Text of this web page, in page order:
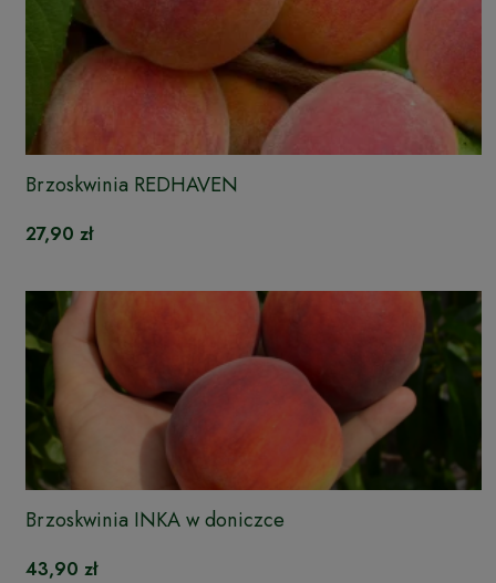
Brzoskwinia REDHAVEN
27,90 zł
Brzoskwinia INKA w doniczce
43,90 zł